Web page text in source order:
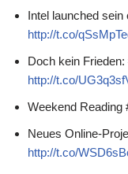
Intel launched
http://t.co/
Doch kein Frieden:
http://t.co/
Weekend Reading
Neues Online-
http://t.co/